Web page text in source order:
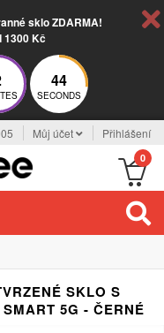
sklo ZDARMA!
1300 Kč
43
SECONDS
Můj účet Přihlášení
0
SKLO S
5G - ČERNÉ